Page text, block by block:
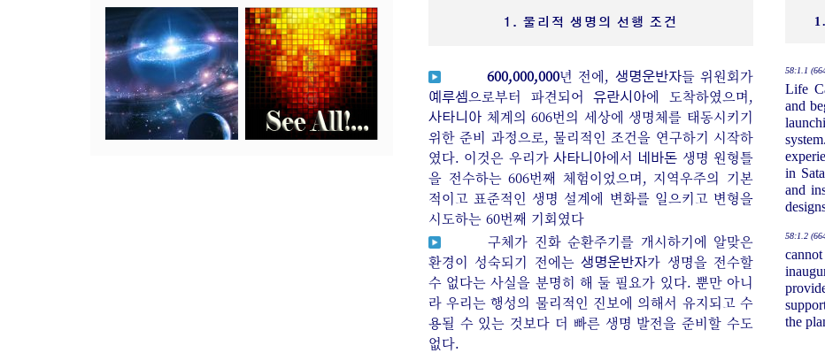
1. 물리적 생명의 선행 조건
600,000,000년 전에, 생명운반자들 위원회가
예루셈으로부터 파견되어유란시아에 도착하였으며,
사타니아체계의 606번의 세상에 생명체를 태동시키기
위한 준비 과정으로, 물리적인 조건을 연구하기 시작하
였다. 이것은 우리가 사타니아에서 네바돈 생명 원형틀
을 전수하는 606번째 체험이었으며, 지역우주의 기본
적이고 표준적인 생명 설계에 변화를 일으키고 변형을
시도하는 60번째 기회였다
58:1.1
Life
and
in
and
구체가 진화 순환주기를 개시하기에 알맞은
환경이 성숙되기 전에는생명운반자가 생명을 전수할
수 없다는 사실을 분명히 해 둘 필요가 있다. 뿐만 아니
라 우리는 행성의 물리적인 진보에 의해서 유지되고 수
용될 수 있는 것보다 더 빠른 생명 발전을 준비할 수도
없다.
58:1.2
the